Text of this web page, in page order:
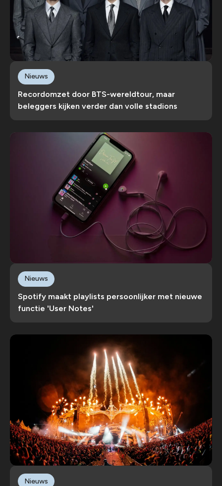
Recordomzet door BTS-wereldtour, maar
beleggers kijken verder dan volle stadions
Nieuws
Spotify maakt playlists persoonlijker met nieuwe
functie 'User Notes'
Nieuws
Nieuws